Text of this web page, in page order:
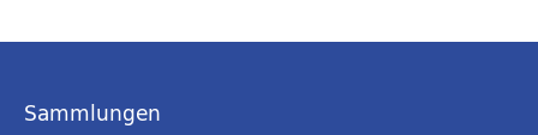
Sammlungen